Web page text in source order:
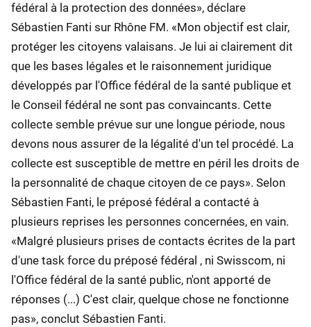
fédéral à la protection des données», déclare
Sébastien Fanti sur Rhône FM. «Mon objectif est clair,
protéger les citoyens valaisans. Je lui ai clairement dit
que les bases légales et le raisonnement juridique
développés par l'Office fédéral de la santé publique et
le Conseil fédéral ne sont pas convaincants. Cette
collecte semble prévue sur une longue période, nous
devons nous assurer de la légalité d'un tel procédé. La
collecte est susceptible de mettre en péril les droits de
la personnalité de chaque citoyen de ce pays». Selon
Sébastien Fanti, le préposé fédéral a contacté à
plusieurs reprises les personnes concernées, en vain.
«Malgré plusieurs prises de contacts écrites de la part
d'une task force du préposé fédéral , ni Swisscom, ni
l'Office fédéral de la santé public, n'ont apporté de
réponses (...) C'est clair, quelque chose ne fonctionne
pas», conclut Sébastien Fanti.